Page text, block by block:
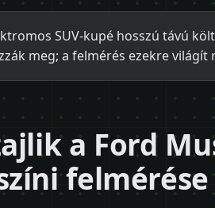
SUV-kupé hosszú távú
meg; a felmérés ezekre
a Ford
felmérése